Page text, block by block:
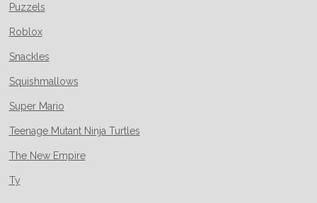
Puzzels
Roblox
Snackles
Squishmallows
Super Mario
Teenage Mutant Ninja Turtles
The New Empire
Ty